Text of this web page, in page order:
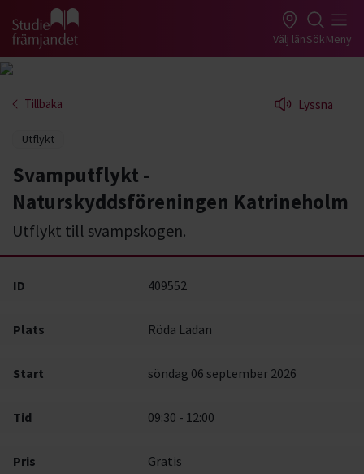
Gå till studiefrämjandets startsida Välj länSökMeny
Tillbaka Lyssna
Utflykt
Svamputflykt -
Naturskyddsföreningen Katrineholm
Utflykt till svampskogen.
ID 409552
Plats Röda Ladan
Start söndag 06 september 2026
Tid 09:30 - 12:00
Pris Gratis